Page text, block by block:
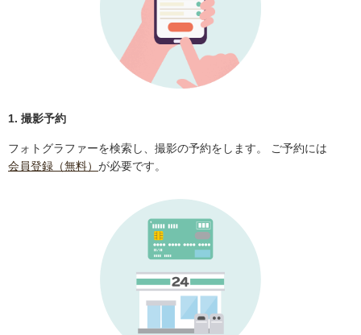
1. 撮影予約
フォトグラファーを検索し、撮影の予約をします。 ご予約には
会員登録（無料） が必要です。